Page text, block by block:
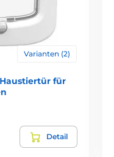
Varianten (2)
für
Detail